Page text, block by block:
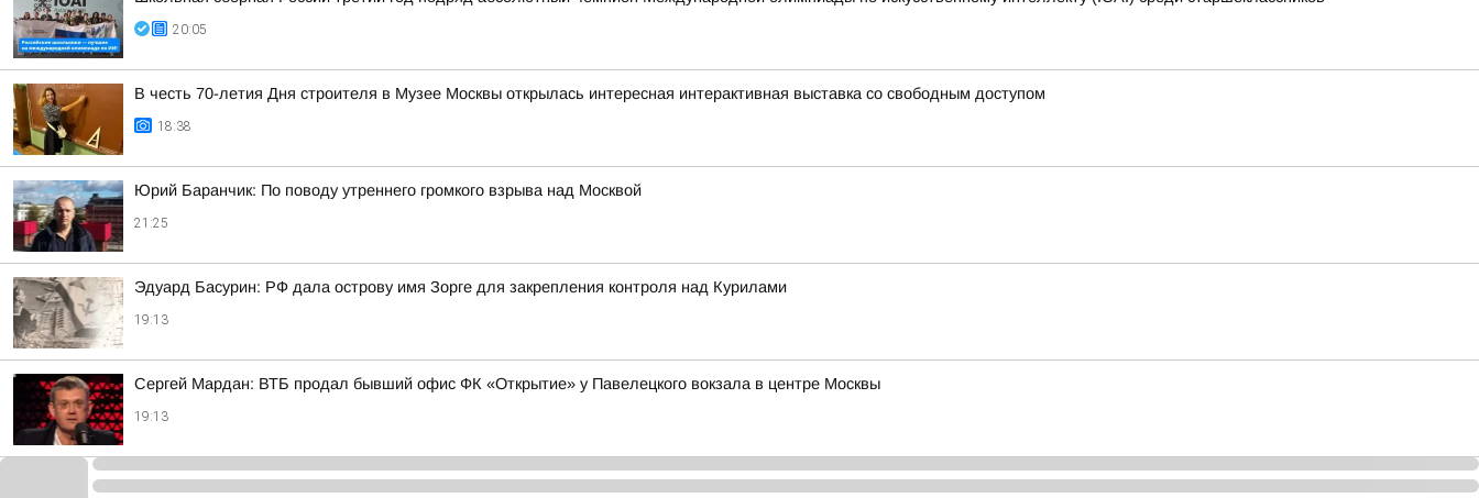
20:05
В честь 70-летия Дня строителя в Музее Москвы открылась интересная интерактивная выставка со свободным доступом
18:38
Юрий Баранчик: По поводу утреннего громкого взрыва над Москвой
21:25
Эдуард Басурин: РФ дала острову имя Зорге для закрепления контроля над Курилами
19:13
Сергей Мардан: ВТБ продал бывший офис ФК «Открытие» у Павелецкого вокзала в центре Москвы
19:13